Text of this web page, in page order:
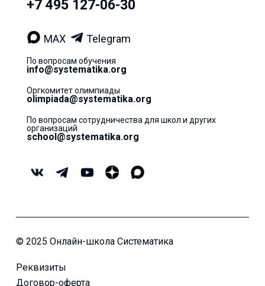
+7 495 127-06-30
MAX Telegram
По вопросам обучения
info@systematika.org
Оргкомитет олимпиады
olimpiada@systematika.org
По вопросам сотрудничества для школ и других
организаций
school@systematika.org
© 2025 Онлайн-школа Систематика
Реквизиты
Договор-оферта